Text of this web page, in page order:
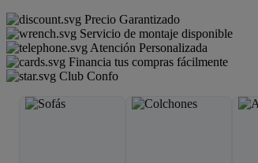
Precio Garantizado
Servicio de montaje disponible
Atención Personalizada
Financia tus compras fácilmente
Club Confo